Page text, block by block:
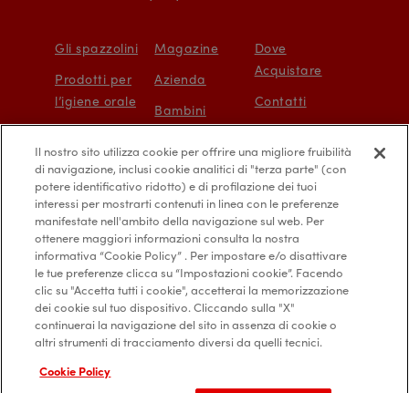
Gli spazzolini
Prodotti per
l’igiene orale
Protezione e
prevenzione
Magazine
Azienda
Bambini
Dove
Acquistare
Contatti
Mappa del sito
Accessibilità
digitale
Privacy Policy
Diritti degli interessati
Cookie Policy
Credits
Il nostro sito utilizza cookie per offrire una migliore fruibilità
di navigazione, inclusi cookie analitici di "terza parte" (con
potere identificativo ridotto) e di profilazione dei tuoi
interessi per mostrarti contenuti in linea con le preferenze
manifestate nell'ambito della navigazione sul web. Per
ottenere maggiori informazioni consulta la nostra
informativa “Cookie Policy” . Per impostare e/o disattivare
le tue preferenze clicca su “Impostazioni cookie”. Facendo
clic su "Accetta tutti i cookie", accetterai la memorizzazione
dei cookie sul tuo dispositivo. Cliccando sulla "X"
continuerai la navigazione del sito in assenza di cookie o
altri strumenti di tracciamento diversi da quelli tecnici.
Cookie Policy